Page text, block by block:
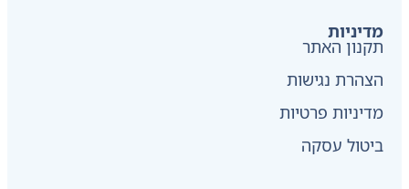
מדיניות
תקנון האתר
הצהרת נגישות
מדיניות פרטיות
ביטול עסקה